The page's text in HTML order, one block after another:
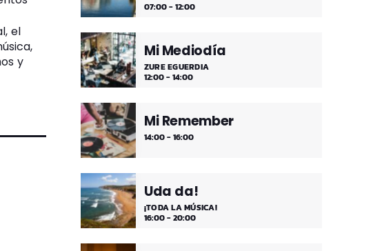
el
y
07:00 - 12:00
Mi Mediodía
ZURE EGUERDIA
12:00 - 14:00
Mi Remember
14:00 - 16:00
Uda da!
¡TODA LA MÚSICA!
16:00 - 20:00